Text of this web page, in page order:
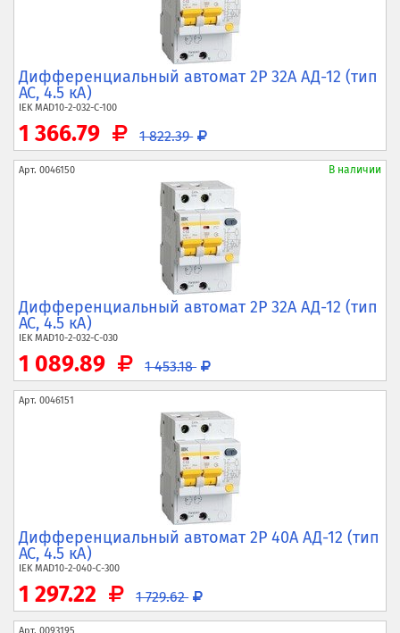
Дифференциальный автомат 2P 32А АД-12 (тип
AC, 4.5 кА)
IEKMAD10-2-032-C-100
1 366.79 1 822.39
Арт. 0046150 В наличии
Дифференциальный автомат 2P 32А АД-12 (тип
AC, 4.5 кА)
IEKMAD10-2-032-C-030
1 089.89 1 453.18
Арт. 0046151
Дифференциальный автомат 2P 40А АД-12 (тип
AC, 4.5 кА)
IEKMAD10-2-040-C-300
1 297.22 1 729.62